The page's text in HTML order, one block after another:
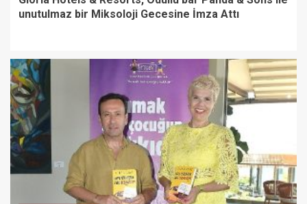
unutulmaz bir Miksoloji Gecesine İmza Attı